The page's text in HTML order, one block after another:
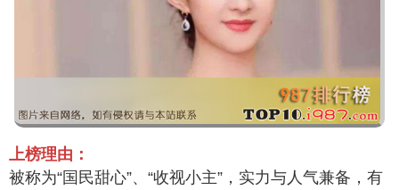
上榜理由：
被称为“国民甜心”、“收视小主”，实力与人气兼备，有